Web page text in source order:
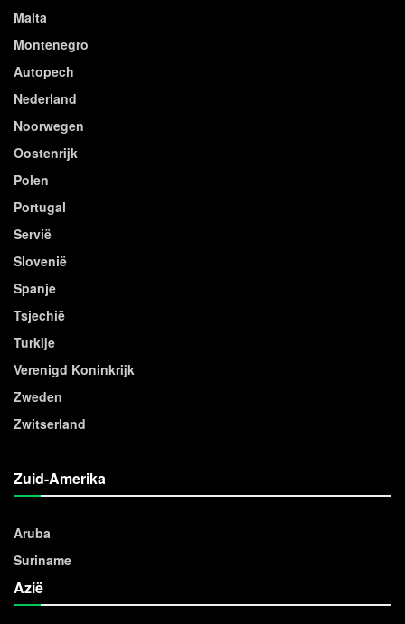
Malta
Montenegro
Autopech
Nederland
Noorwegen
Oostenrijk
Polen
Portugal
Servië
Slovenië
Spanje
Tsjechië
Turkije
Verenigd Koninkrijk
Zweden
Zwitserland
Zuid-Amerika
Aruba
Suriname
Azië